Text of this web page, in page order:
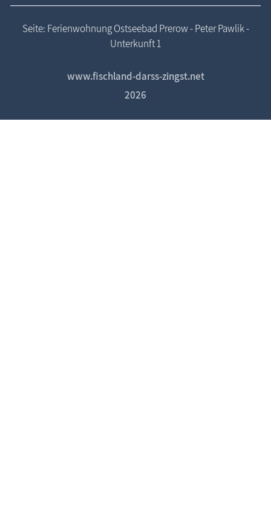
Seite: Ferienwohnung Ostseebad Prerow - Peter Pawlik -
Unterkunft 1
www.fischland-darss-zingst.net
2026